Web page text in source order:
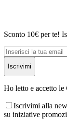
Sconto 10€ per te!
Iscrivimi
Ho letto e accetto
Iscrivimi alla
su iniziative